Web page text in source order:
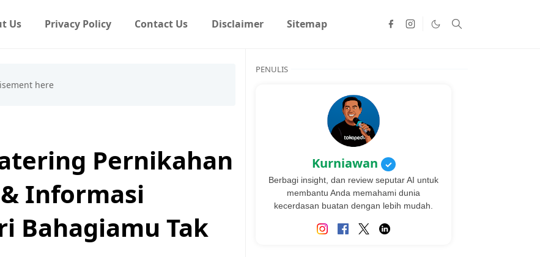
Us Privacy Policy Contact Us Disclaimer Sitemap
Pernikahan
Informasi
Bahagiamu Tak
PENULIS
Kurniawan ✓
Berbagi insight, dan review seputar AI untuk
membantu Anda memahami dunia
kecerdasan buatan dengan lebih mudah.